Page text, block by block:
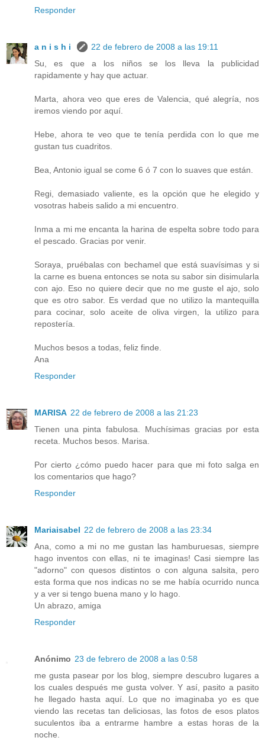
Responder
a n i s h i
22 de febrero de 2008 a las 19:11
Su, es que a los niños se los lleva la publicidad
rapidamente y hay que actuar.
Marta, ahora veo que eres de Valencia, qué alegría, nos
iremos viendo por aquí.
Hebe, ahora te veo que te tenía perdida con lo que me
gustan tus cuadritos.
Bea, Antonio igual se come 6 ó 7 con lo suaves que están.
Regi, demasiado valiente, es la opción que he elegido y
vosotras habeis salido a mi encuentro.
Inma a mi me encanta la harina de espelta sobre todo para
el pescado. Gracias por venir.
Soraya, pruébalas con bechamel que está suavísimas y si
la carne es buena entonces se nota su sabor sin disimularla
con ajo. Eso no quiere decir que no me guste el ajo, solo
que es otro sabor. Es verdad que no utilizo la mantequilla
para cocinar, solo aceite de oliva virgen, la utilizo para
repostería.
Muchos besos a todas, feliz finde.
Ana
Responder
MARISA 22 de febrero de 2008 a las 21:23
Tienen una pinta fabulosa. Muchísimas gracias por esta
receta. Muchos besos. Marisa.
Por cierto ¿cómo puedo hacer para que mi foto salga en
los comentarios que hago?
Responder
Mariaisabel 22 de febrero de 2008 a las 23:34
Ana, como a mi no me gustan las hamburuesas, siempre
hago inventos con ellas, ni te imaginas! Casi siempre las
"adorno" con quesos distintos o con alguna salsita, pero
esta forma que nos indicas no se me había ocurrido nunca
y a ver si tengo buena mano y lo hago.
Un abrazo, amiga
Responder
Anónimo 23 de febrero de 2008 a las 0:58
me gusta pasear por los blog, siempre descubro lugares a
los cuales después me gusta volver. Y así, pasito a pasito
he llegado hasta aquí. Lo que no imaginaba yo es que
viendo las recetas tan deliciosas, las fotos de esos platos
suculentos iba a entrarme hambre a estas horas de la
noche.